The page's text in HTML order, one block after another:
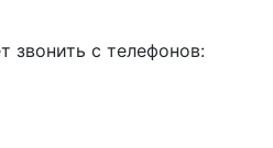
с телефонов: